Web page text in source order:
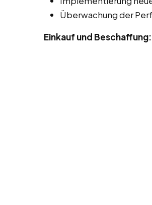
Überwachung der
Einkauf und Beschaffung: